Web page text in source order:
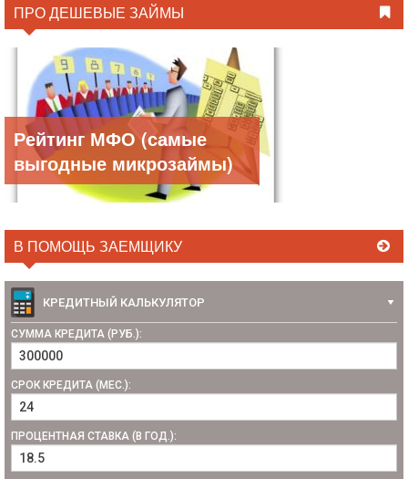
ПРО ДЕШЕВЫЕ ЗАЙМЫ
Рейтинг МФО (самые
выгодные микрозаймы)
В ПОМОЩЬ ЗАЕМЩИКУ
КРЕДИТНЫЙ КАЛЬКУЛЯТОР
СУММА КРЕДИТА (РУБ.):
СРОК КРЕДИТА (МЕС.):
ПРОЦЕНТНАЯ СТАВКА (В ГОД.):